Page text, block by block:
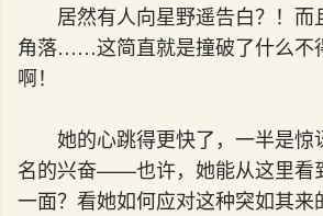
居然有人向星野遥告白？！而
角落……这简直就是撞破了什么不
啊！
她的心跳得更快了，一半是惊
名的兴奋——也许，她能从这里看
一面？看她如何应对这种突如其来